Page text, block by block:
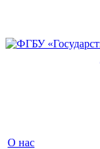
О нас